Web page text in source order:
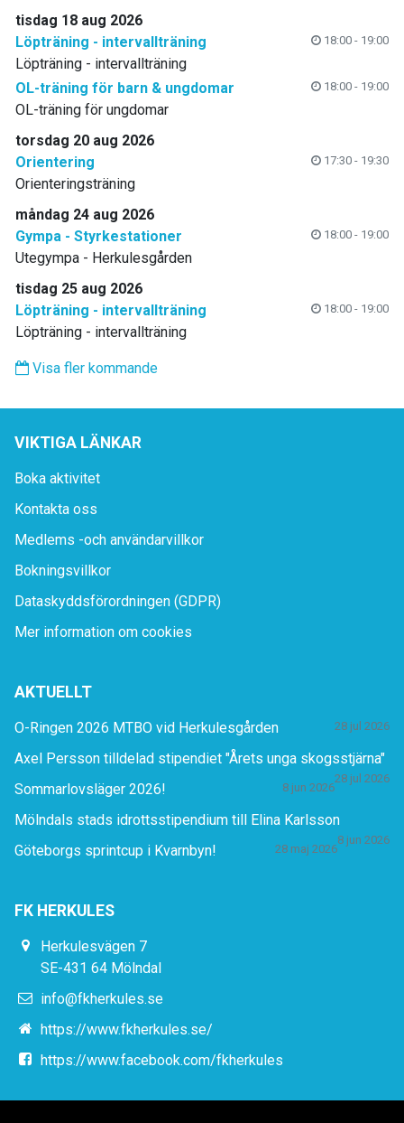
tisdag 18 aug 2026
Löpträning - intervallträning
18:00 - 19:00
Löpträning - intervallträning
OL-träning för barn & ungdomar
18:00 - 19:00
OL-träning för ungdomar
torsdag 20 aug 2026
Orientering
17:30 - 19:30
Orienteringsträning
måndag 24 aug 2026
Gympa - Styrkestationer
18:00 - 19:00
Utegympa - Herkulesgården
tisdag 25 aug 2026
Löpträning - intervallträning
18:00 - 19:00
Löpträning - intervallträning
Visa fler kommande
VIKTIGA LÄNKAR
Boka aktivitet
Kontakta oss
Medlems -och användarvillkor
Bokningsvillkor
Dataskyddsförordningen (GDPR)
Mer information om cookies
AKTUELLT
O-Ringen 2026 MTBO vid Herkulesgården 28 jul 2026
Axel Persson tilldelad stipendiet "Årets unga skogsstjärna"
28 jul 2026
Sommarlovsläger 2026! 8 jun 2026
Mölndals stads idrottsstipendium till Elina Karlsson
8 jun 2026
Göteborgs sprintcup i Kvarnbyn! 28 maj 2026
FK HERKULES
Herkulesvägen 7
SE-431 64 Mölndal
info@fkherkules.se
https://www.fkherkules.se/
https://www.facebook.com/fkherkules